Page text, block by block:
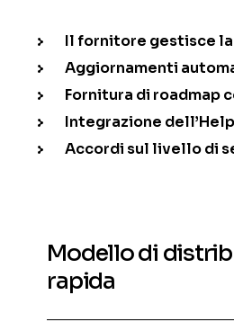
Il fornitore gestisce
Aggiornamenti
Fornitura di roadmap
Integrazione
Accordi sul livello di
Modello di
rapida